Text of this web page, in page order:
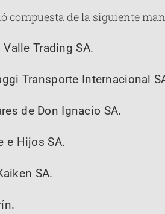
compuesta de la siguiente
Trading SA.
Transporte Internacional
de Don Ignacio SA.
e Hijos SA.
SA.